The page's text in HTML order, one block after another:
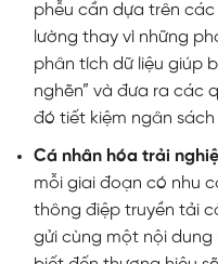
phễu cần dựa trên
lường thay vì những
phân tích dữ liệu giúp
nghẽn” và đưa ra các
đó tiết kiệm ngân
Cá nhân hóa trải
mỗi giai đoạn có nhu
thông điệp truyền tải
gửi cùng một nội